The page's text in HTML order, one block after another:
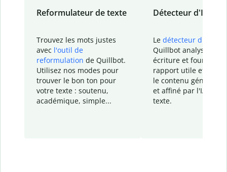
Reformulateur de texte
Trouvez les mots justes
avec l'outil de
reformulation de Quillbot.
Utilisez nos modes pour
trouver le bon ton pour
votre texte : soutenu,
académique, simple...
Détecteur d'IA
Le détecteur d'IA
Quillbot analyse votre
écriture et fournit un
rapport utile et
le contenu généré
et affiné par l'IA
texte.